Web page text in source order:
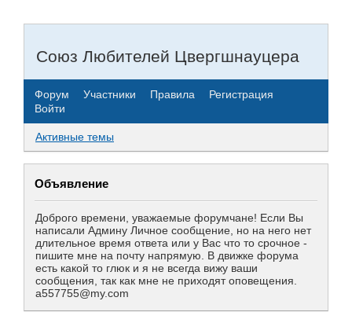
Союз Любителей Цвергшнауцера
Форум Участники Правила
Регистрация
Войти
Активные темы
Объявление
Доброго времени, уважаемые форумчане! Если Вы
написали Админу Личное сообщение, но на него нет
длительное время ответа или у Вас что то срочное -
пишите мне на почту напрямую. В движке форума
есть какой то глюк и я не всегда вижу ваши
сообщения, так как мне не приходят оповещения.
a557755@my.com